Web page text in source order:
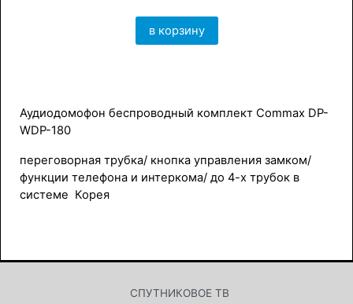
в корзину
Аудиодомофон беспроводный комплект Commax DP-
WDP-180
переговорная трубка/ кнопка управления замком/
функции телефона и интеркома/ до 4-х трубок в
системе Корея
СПУТНИКОВОЕ ТВ